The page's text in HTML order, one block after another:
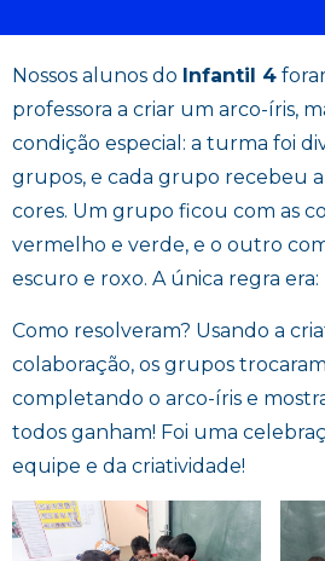
Nossos alunos do Infantil 4
professora a criar um arco-íris,
condição especial: a turma foi
grupos, e cada grupo recebeu
cores. Um grupo ficou com as
vermelho e verde, e o outro
escuro e roxo. A única regra
Como resolveram? Usando a
colaboração, os grupos
completando o arco-íris e
todos ganham! Foi uma
equipe e da criatividade!